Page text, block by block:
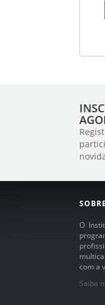
O
com a
Saiba